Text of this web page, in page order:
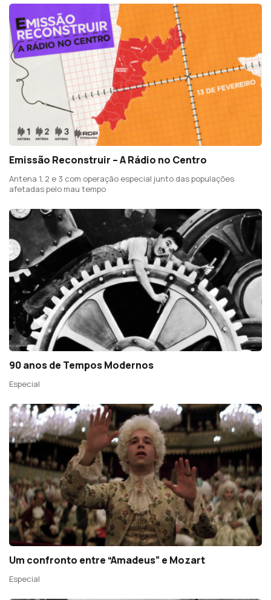
Emissão Reconstruir – A Rádio no Centro
Antena 1, 2 e 3 com operação especial junto das populações
afetadas pelo mau tempo
90 anos de Tempos Modernos
Especial
Um confronto entre “Amadeus” e Mozart
Especial